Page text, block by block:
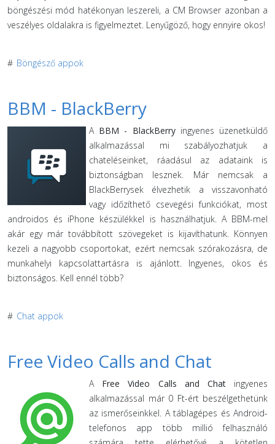
böngészési mód hatékonyan leszereli, a CM Browser azonban a
veszélyes oldalakra is figyelmeztet. Lenyűgöző, hogy ennyire okos!
# Böngésző appok
BBM - BlackBerry
A BBM - BlackBerryingyenes üzenetküldő
alkalmazással mi szabályozhatjuk a
chateléseinket, ráadásul az adataink is
biztonságban lesznek. Már nemcsak a
BlackBerrysek élvezhetik a visszavonható
vagy időzíthető csevegési funkciókat, most
androidos és iPhone készülékkel is használhatjuk. A BBM-mel
akár egy már továbbított szövegeket is kijavíthatunk. Könnyen
kezeli a nagyobb csoportokat, ezért nemcsak szórakozásra, de
munkahelyi kapcsolattartásra is ajánlott. Ingyenes, okos és
biztonságos. Kell ennél több?
# Chat appok
Free Video Calls and Chat
A Free Video Calls and Chatingyenes
alkalmazással már 0 Ft-ért beszélgethetünk
az ismerőseinkkel. A táblagépes és Android-
telefonos app több millió felhasználó